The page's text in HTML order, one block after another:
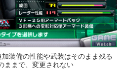
装備の性能や武装はそのまま残る
ままで、変更されない